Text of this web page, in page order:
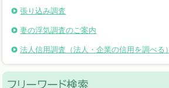
張り込み調査
妻の浮気調査のご案内
法人信用調査（法人・企業の信用を調べる）